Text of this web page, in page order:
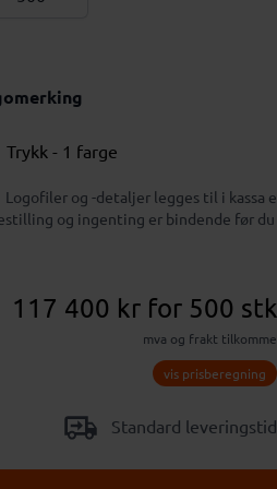
Trykk- 1 farge
Logofiler og -detaljer legges til i kassa
og ingenting er bindende før
117 400 kr for 500
mva og frakt
vis prisberegning
Standard